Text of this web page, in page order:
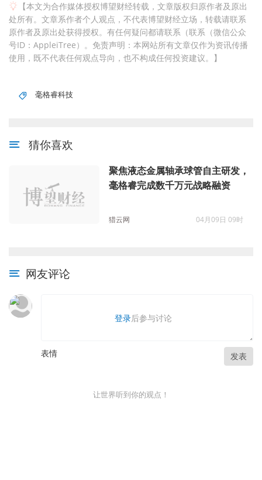
【本文为合作媒体授权博望财经转载，文章版权归原作者及原出
处所有。文章系作者个人观点，不代表博望财经立场，转载请联系
原作者及原出处获得授权。有任何疑问都请联系（联系（微信公众
号ID：AppleiTree）。免责声明：本网站所有文章仅作为资讯传播
使用，既不代表任何观点导向，也不构成任何投资建议。】
毫格睿科技
猜你喜欢
聚焦液态金属轴承球管自主研发，
毫格睿完成数千万元战略融资
猎云网 04月09日 09时
网友评论
登录后参与讨论
表情 发表
让世界听到你的观点！